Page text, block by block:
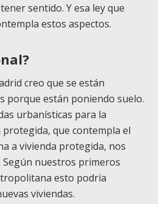
sentido. Y esa ley que
estos aspectos.
creo que se están
porque están poniendo suelo.
urbanísticas para la
que contempla el
a vivienda protegida, nos
Según nuestros primeros
esto podría
viviendas.